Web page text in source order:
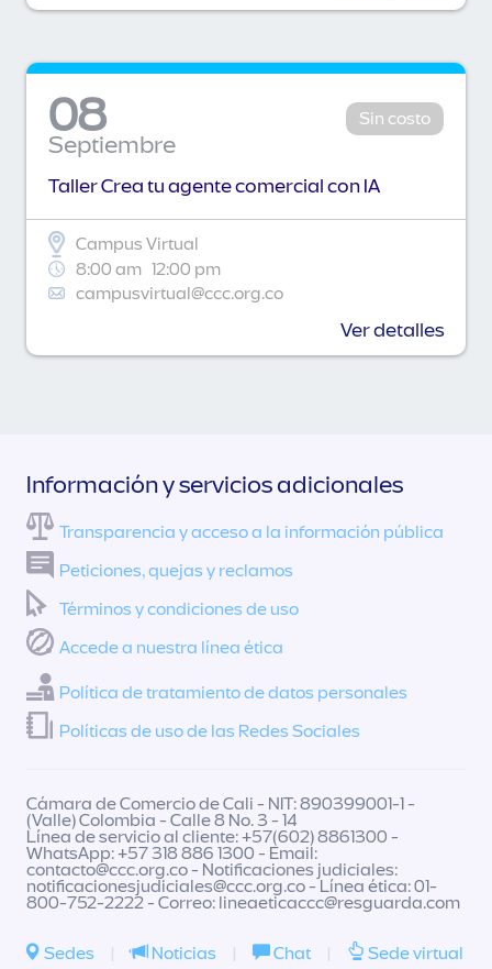
08
Septiembre
Sin costo
Taller Crea tu agente comercial con IA
Campus Virtual
8:00 am 12:00 pm
campusvirtual@ccc.org.co
Ver detalles
Información y servicios adicionales
Transparencia y acceso a la información pública
Peticiones, quejas y reclamos
Términos y condiciones de uso
Accede a nuestra línea ética
Política de tratamiento de datos personales
Políticas de uso de las Redes Sociales
Cámara de Comercio de Cali - NIT: 890399001-1 -
(Valle) Colombia - Calle 8 No. 3 - 14
Línea de servicio al cliente: +57(602) 8861300 -
WhatsApp: +57 318 886 1300 - Email:
contacto@ccc.org.co- Notificaciones judiciales:
notificacionesjudiciales@ccc.org.co- Línea ética: 01-
800-752-2222 - Correo: lineaeticaccc@resguarda.com
Sedes | Noticias | Chat | Sede virtual